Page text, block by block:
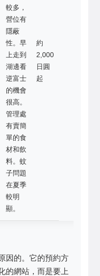
較多，
營位有
隱蔽
性。早
上走到
湖邊看
逆富士
的機會
很高。
管理處
有賣簡
單的食
材和飲
料。蚊
子問題
在夏季
較明
顯。
約
2,000
日圓
起
因的。它的預約方
的網站，而是要上